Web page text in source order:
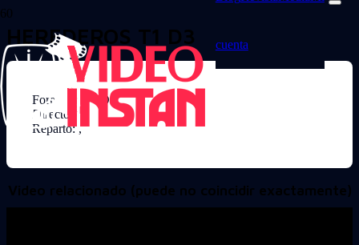
cuenta
HEREDEROS T1 D3
Formato: DVD
Director:
Reparto: ,
Video relacionado (puede no coincidir exactamente)